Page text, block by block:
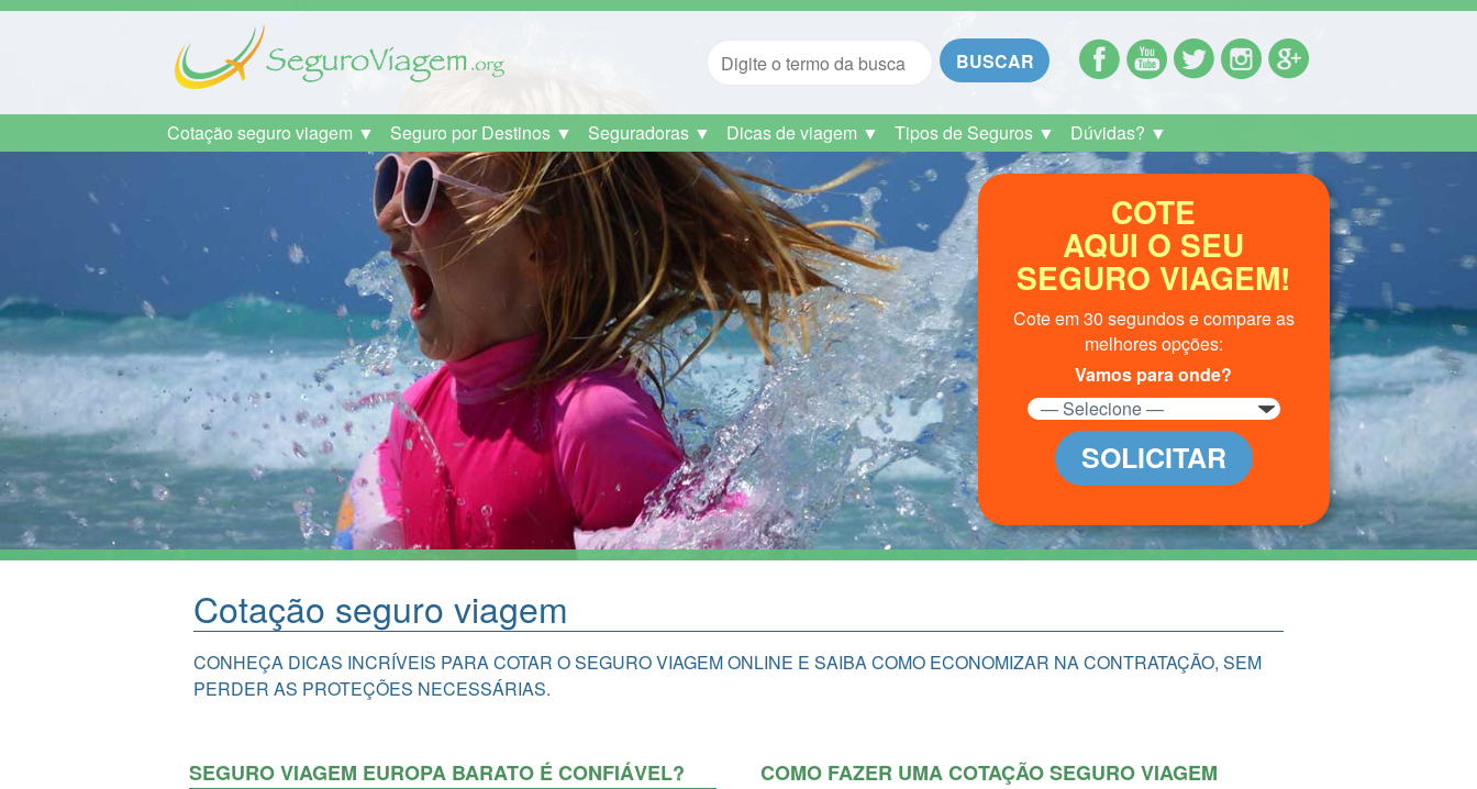
BUSCAR
Cotação seguro viagem ▼ Seguro por Destinos ▼ Seguradoras ▼ Dicas de viagem ▼ Tipos de Seguros ▼ Dúvidas? ▼
COTE
AQUI O SEU
SEGURO VIAGEM!
Cote em 30 segundos e compare as
melhores opções:
Vamos para onde?
SOLICITAR
Cotação seguro viagem
CONHEÇA DICAS INCRÍVEIS PARA COTAR O SEGURO VIAGEM ONLINE E SAIBA COMO ECONOMIZAR NA CONTRATAÇÃO, SEM
PERDER AS PROTEÇÕES NECESSÁRIAS.
SEGURO VIAGEM EUROPA BARATO É CONFIÁVEL?
COMO FAZER UMA COTAÇÃO SEGURO VIAGEM